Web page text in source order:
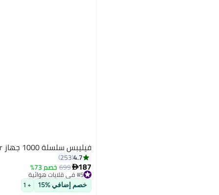
فيليبس سلسلة 1000 جهاز Airfryer سلسلة 1000
4.7
253
187
699 خصم 73% #5 في قلايات هوائية
توصيل مجاني
#5 في قلايات هوائية
خصم إضافي %15 + 1